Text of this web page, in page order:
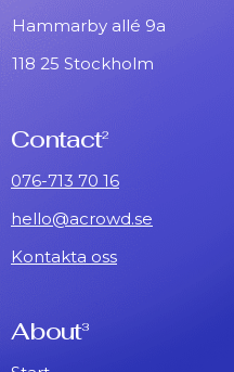
Hammarby allé 9a
118 25 Stockholm
Contact2
076-713 70 16
hello@acrowd.se
Kontakta oss
About3